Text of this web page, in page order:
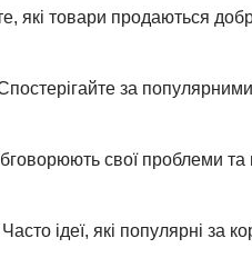
які товари продаються
за
свої проблеми
Часто ідеї, які популярні за